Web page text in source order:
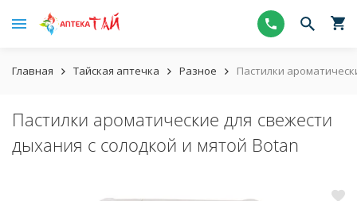
Главная Тайская аптечка Разное Пастилки
Пастилки ароматические для свежести
дыхания с солодкой и мятой Botan